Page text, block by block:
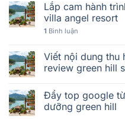
Lắp cam hành
villa angel resort
1 Bình luận
Viết nội dung thu
review green hill
Đẩy top google
dưỡng green hill